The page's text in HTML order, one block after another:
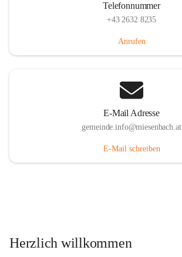
Telefonnummer
+43 2632 8235
Anrufen
E-Mail Adresse
gemeinde.info@miesenbach.at
E-Mail schreiben
Herzlich willkommen